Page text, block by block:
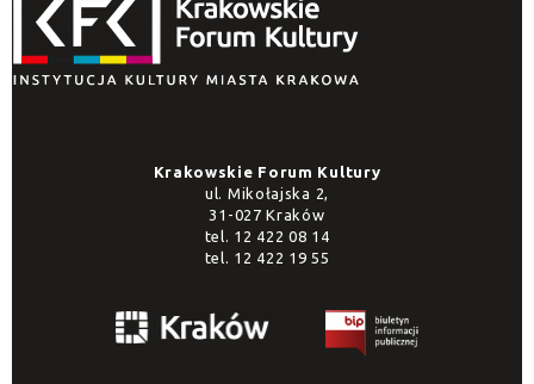
Krakowskie Forum Kultury
ul. Mikołajska 2,
31-027 Kraków
tel. 12 422 08 14
tel. 12 422 19 55